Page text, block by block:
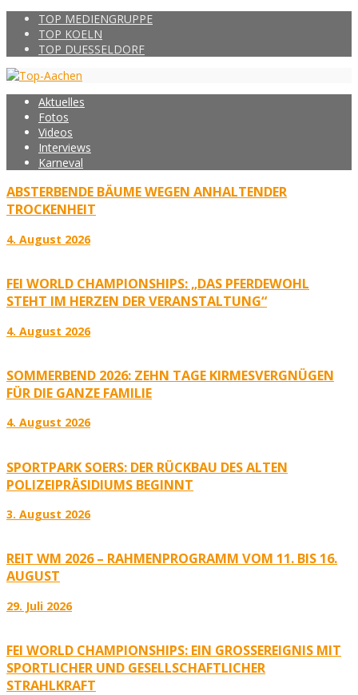
TOP MEDIENGRUPPE
TOP KOELN
TOP DUESSELDORF
Aktuelles
Fotos
Videos
Interviews
Karneval
ABSTERBENDE BÄUME WEGEN ANHALTENDER
TROCKENHEIT
4. August 2026
FEI WORLD CHAMPIONSHIPS: „DAS PFERDEWOHL
STEHT IM HERZEN DER VERANSTALTUNG“
4. August 2026
SOMMERBEND 2026: ZEHN TAGE KIRMESVERGNÜGEN
FÜR DIE GANZE FAMILIE
4. August 2026
SPORTPARK SOERS: DER RÜCKBAU DES ALTEN
POLIZEIPRÄSIDIUMS BEGINNT
3. August 2026
REIT WM 2026 – RAHMENPROGRAMM VOM 11. BIS 16.
AUGUST
29. Juli 2026
FEI WORLD CHAMPIONSHIPS: EIN GROSSEREIGNIS MIT S
PORTLICHER UND GESELLSCHAFTLICHER S
TRAHLKRAFT